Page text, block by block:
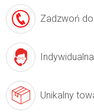
Zadzwoń
Indywidualna
Unikalny